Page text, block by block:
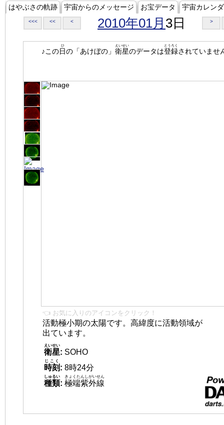
はやぶさの軌跡 宇宙からのメッセージ お宝データ 宇宙カレン
<<< << < 2010年01月 3日 >
♪この日
ひ
の「あけぼの」 衛星
えいせい
のデータは登録
とうろく
されていませ
👈 お気に入りのアイコンをクリック！
活動極小期の太陽です。高緯度に活動領域が
出ています。
衛星
えいせい
: SOHO
時刻
じこく
: 8時24分
種類
しゅるい
: 極端紫外線
きょくたんしがいせん